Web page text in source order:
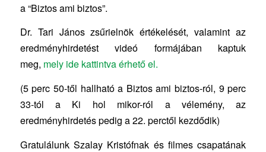
a “Biztos ami biztos”.
Dr. Tari János zsűrielnök értékelését, valamint az
eredményhirdetést videó formájában kaptuk
meg, mely ide kattintva érhető el.
(5 perc 50-től hallható a Biztos ami biztos-ról, 9 perc
33-tól a Ki hol mikor-ról a vélemény, az
eredményhirdetés pedig a 22. perctől kezdődik)
Gratulálunk Szalay Kristófnak és filmes csapatának